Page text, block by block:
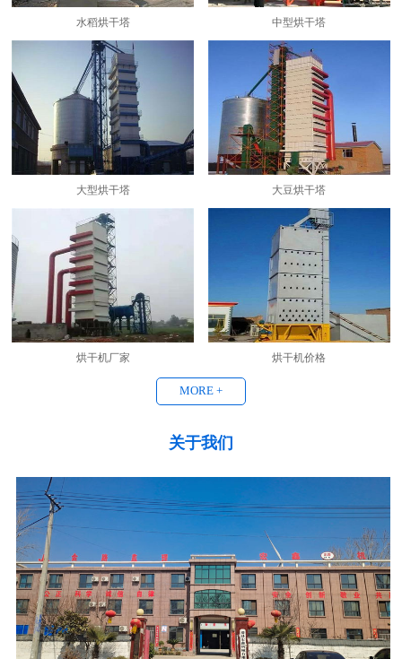
水稻烘干塔 中型烘干塔
大型烘干塔 大豆烘干塔
烘干机厂家 烘干机价格
MORE +
关于我们